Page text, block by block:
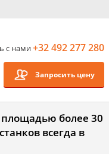
с нами+32 492 277 280
Запросить цену
площадью более 30
всегда в